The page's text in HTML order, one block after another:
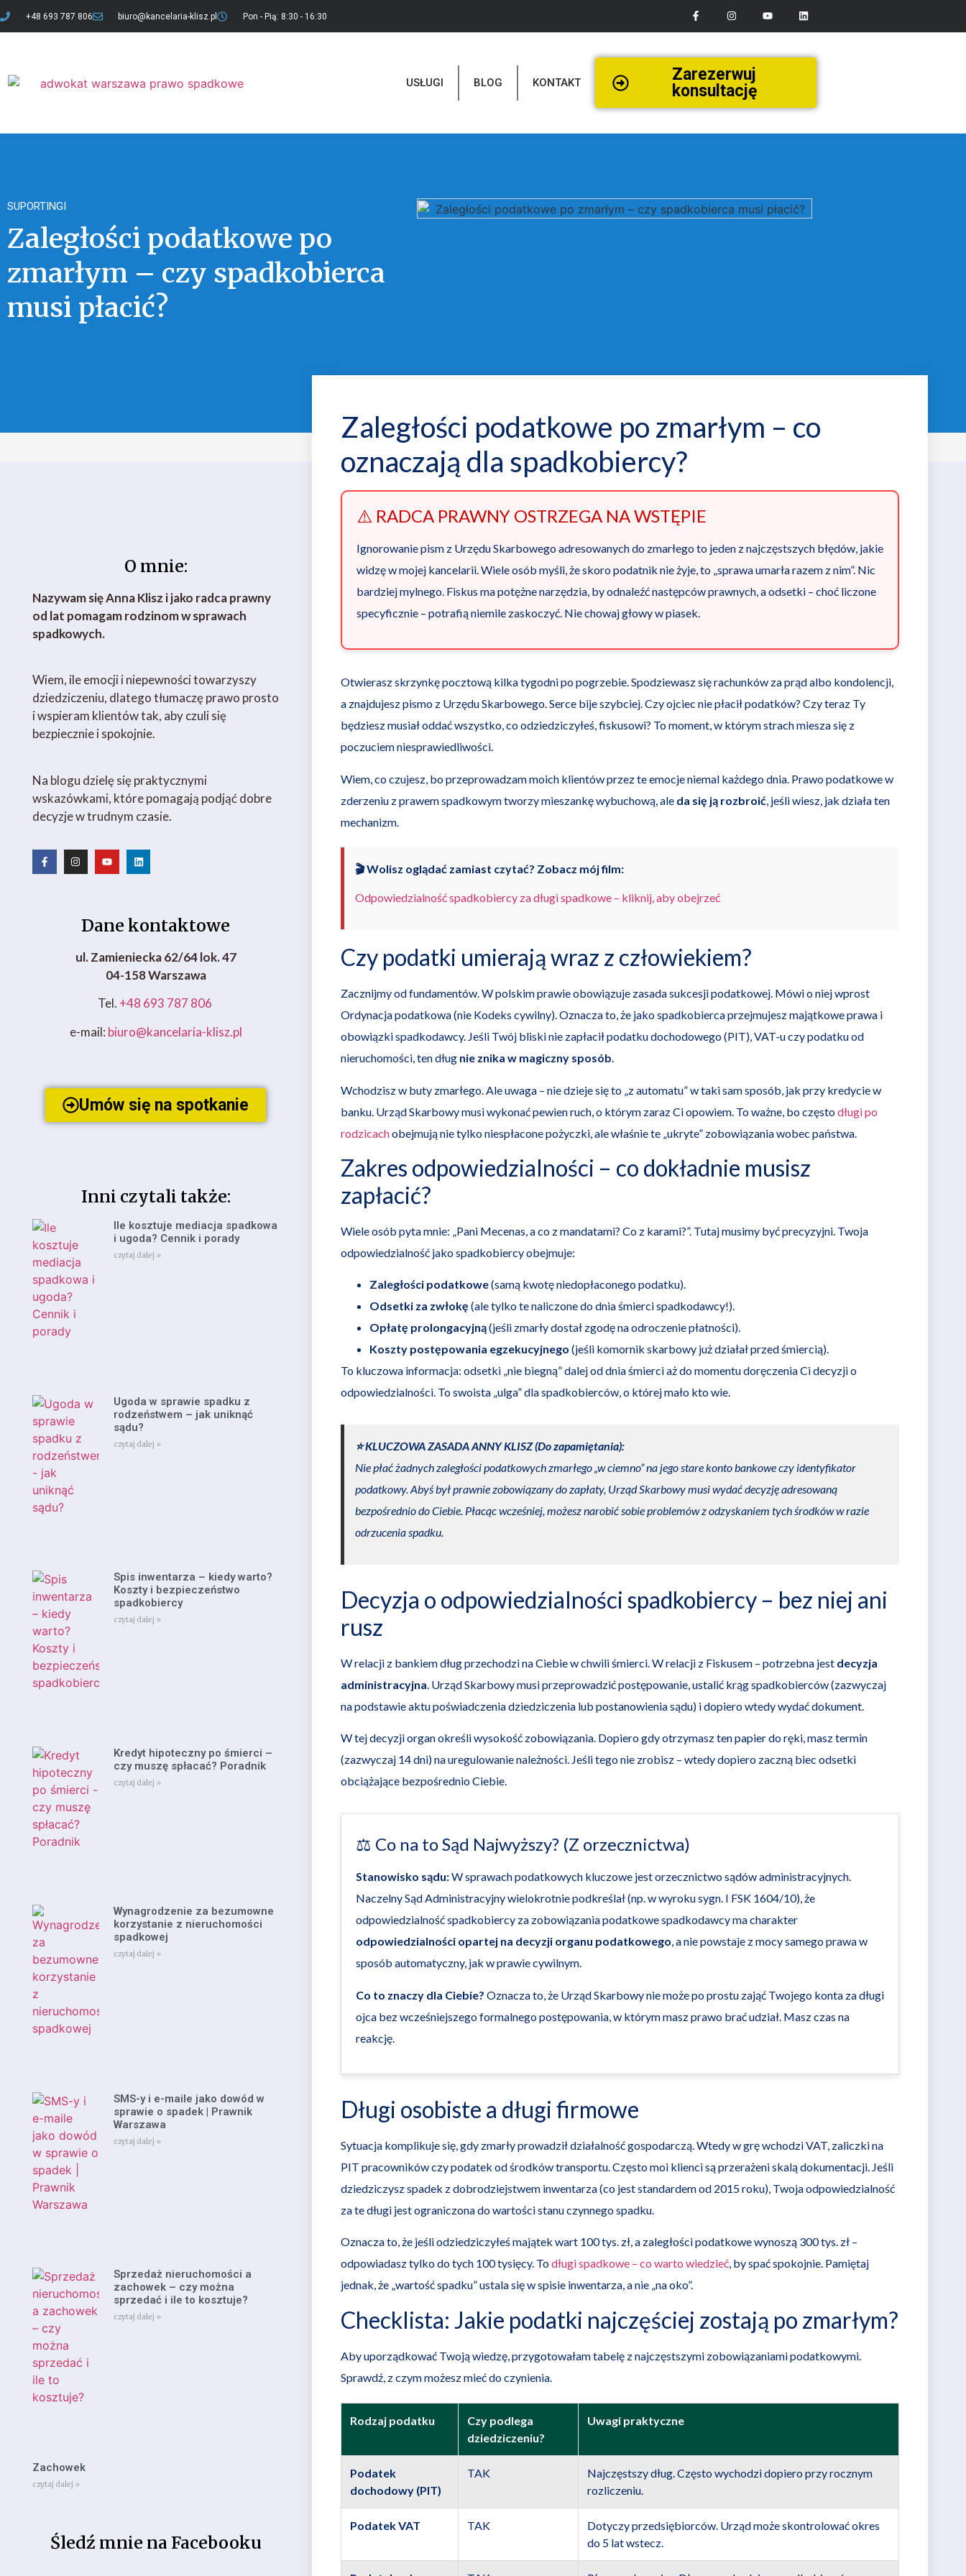
+48 693 787 806 biuro@kancelaria-klisz.pl Pon - Pią: 8:30 - 16:30
USŁUGI BLOG KONTAKT
Zarezerwuj
konsultację
SUPORTINGI
Zaległości podatkowe po
zmarłym – czy spadkobierca
musi płacić?
O mnie:
Nazywam się Anna Klisz i jako radca prawny
od lat pomagam rodzinom w sprawach
spadkowych.
Wiem, ile emocji i niepewności towarzyszy
dziedziczeniu, dlatego tłumaczę prawo prosto
i wspieram klientów tak, aby czuli się
bezpiecznie i spokojnie.
Na blogu dzielę się praktycznymi
wskazówkami, które pomagają podjąć dobre
decyzje w trudnym czasie.
Dane kontaktowe
ul. Zamieniecka 62/64 lok. 47
04-158 Warszawa
Tel. +48 693 787 806
e-mail: biuro@kancelaria-klisz.pl
Umów się na spotkanie
Inni czytali także:
Ile kosztuje mediacja spadkowa
i ugoda? Cennik i porady
czytaj dalej »
Ugoda w sprawie spadku z
rodzeństwem – jak uniknąć
sądu?
czytaj dalej »
Spis inwentarza – kiedy warto?
Koszty i bezpieczeństwo
spadkobiercy
czytaj dalej »
Kredyt hipoteczny po śmierci –
czy muszę spłacać? Poradnik
czytaj dalej »
Wynagrodzenie za bezumowne
korzystanie z nieruchomości
spadkowej
czytaj dalej »
SMS-y i e-maile jako dowód w
sprawie o spadek | Prawnik
Warszawa
czytaj dalej »
Sprzedaż nieruchomości a
zachowek – czy można
sprzedać i ile to kosztuje?
czytaj dalej »
Zachowek
czytaj dalej »
Śledź mnie na Facebooku
Zaległości podatkowe po zmarłym – co
oznaczają dla spadkobiercy?
⚠️ RADCA PRAWNY OSTRZEGA NA WSTĘPIE
Ignorowanie pism z Urzędu Skarbowego adresowanych do zmarłego to jeden z najczęstszych błędów, jakie
widzę w mojej kancelarii. Wiele osób myśli, że skoro podatnik nie żyje, to „sprawa umarła razem z nim”. Nic
bardziej mylnego. Fiskus ma potężne narzędzia, by odnaleźć następców prawnych, a odsetki – choć liczone
specyficznie – potrafią niemile zaskoczyć. Nie chowaj głowy w piasek.
Otwierasz skrzynkę pocztową kilka tygodni po pogrzebie. Spodziewasz się rachunków za prąd albo kondolencji,
a znajdujesz pismo z Urzędu Skarbowego. Serce bije szybciej. Czy ojciec nie płacił podatków? Czy teraz Ty
będziesz musiał oddać wszystko, co odziedziczyłeś, fiskusowi? To moment, w którym strach miesza się z
poczuciem niesprawiedliwości.
Wiem, co czujesz, bo przeprowadzam moich klientów przez te emocje niemal każdego dnia. Prawo podatkowe w
zderzeniu z prawem spadkowym tworzy mieszankę wybuchową, ale da się ją rozbroić, jeśli wiesz, jak działa ten
mechanizm.
🎬 Wolisz oglądać zamiast czytać? Zobacz mój film:
Odpowiedzialność spadkobiercy za długi spadkowe – kliknij, aby obejrzeć
Czy podatki umierają wraz z człowiekiem?
Zacznijmy od fundamentów. W polskim prawie obowiązuje zasada sukcesji podatkowej. Mówi o niej wprost
Ordynacja podatkowa (nie Kodeks cywilny). Oznacza to, że jako spadkobierca przejmujesz majątkowe prawa i
obowiązki spadkodawcy. Jeśli Twój bliski nie zapłacił podatku dochodowego (PIT), VAT-u czy podatku od
nieruchomości, ten dług nie znika w magiczny sposób.
Wchodzisz w buty zmarłego. Ale uwaga – nie dzieje się to „z automatu” w taki sam sposób, jak przy kredycie w
banku. Urząd Skarbowy musi wykonać pewien ruch, o którym zaraz Ci opowiem. To ważne, bo częstodługi po
rodzicachobejmują nie tylko niespłacone pożyczki, ale właśnie te „ukryte” zobowiązania wobec państwa.
Zakres odpowiedzialności – co dokładnie musisz
zapłacić?
Wiele osób pyta mnie: „Pani Mecenas, a co z mandatami? Co z karami?”. Tutaj musimy być precyzyjni. Twoja
odpowiedzialność jako spadkobiercy obejmuje:
Zaległości podatkowe(samą kwotę niedopłaconego podatku).
Odsetki za zwłokę (ale tylko te naliczone do dnia śmierci spadkodawcy!).
Opłatę prolongacyjną(jeśli zmarły dostał zgodę na odroczenie płatności).
Koszty postępowania egzekucyjnego (jeśli komornik skarbowy już działał przed śmiercią).
To kluczowa informacja: odsetki „nie biegną” dalej od dnia śmierci aż do momentu doręczenia Ci decyzji o
odpowiedzialności. To swoista „ulga” dla spadkobierców, o której mało kto wie.
⭐️ KLUCZOWA ZASADA ANNY KLISZ (Do zapamiętania):
Nie płać żadnych zaległości podatkowych zmarłego „w ciemno” na jego stare konto bankowe czy identyfikator
podatkowy. Abyś był prawnie zobowiązany do zapłaty, Urząd Skarbowy musi wydać decyzję adresowaną
bezpośrednio do Ciebie. Płacąc wcześniej, możesz narobić sobie problemów z odzyskaniem tych środków w razie
odrzucenia spadku.
Decyzja o odpowiedzialności spadkobiercy – bez niej ani
rusz
W relacji z bankiem dług przechodzi na Ciebie w chwili śmierci. W relacji z Fiskusem – potrzebna jest decyzja
administracyjna . Urząd Skarbowy musi przeprowadzić postępowanie, ustalić krąg spadkobierców (zazwyczaj
na podstawie aktu poświadczenia dziedziczenia lub postanowienia sądu) i dopiero wtedy wydać dokument.
W tej decyzji organ określi wysokość zobowiązania. Dopiero gdy otrzymasz ten papier do ręki, masz termin
(zazwyczaj 14 dni) na uregulowanie należności. Jeśli tego nie zrobisz – wtedy dopiero zaczną biec odsetki
obciążające bezpośrednio Ciebie.
⚖️ Co na to Sąd Najwyższy? (Z orzecznictwa)
Stanowisko sądu:W sprawach podatkowych kluczowe jest orzecznictwo sądów administracyjnych.
Naczelny Sąd Administracyjny wielokrotnie podkreślał (np. w wyroku sygn. I FSK 1604/10), że
odpowiedzialność spadkobiercy za zobowiązania podatkowe spadkodawcy ma charakter
odpowiedzialności opartej na decyzji organu podatkowego, a nie powstaje z mocy samego prawa w
sposób automatyczny, jak w prawie cywilnym.
Co to znaczy dla Ciebie? Oznacza to, że Urząd Skarbowy nie może po prostu zająć Twojego konta za długi
ojca bez wcześniejszego formalnego postępowania, w którym masz prawo brać udział. Masz czas na
reakcję.
Długi osobiste a długi firmowe
Sytuacja komplikuje się, gdy zmarły prowadził działalność gospodarczą. Wtedy w grę wchodzi VAT, zaliczki na
PIT pracowników czy podatek od środków transportu. Często moi klienci są przerażeni skalą dokumentacji. Jeśli
dziedziczysz spadek z dobrodziejstwem inwentarza (co jest standardem od 2015 roku), Twoja odpowiedzialność
za te długi jest ograniczona do wartości stanu czynnego spadku.
Oznacza to, że jeśli odziedziczyłeś majątek wart 100 tys. zł, a zaległości podatkowe wynoszą 300 tys. zł –
odpowiadasz tylko do tych 100 tysięcy. Todługi spadkowe – co warto wiedzieć, by spać spokojnie. Pamiętaj
jednak, że „wartość spadku” ustala się w spisie inwentarza, a nie „na oko”.
Checklista: Jakie podatki najczęściej zostają po zmarłym?
Aby uporządkować Twoją wiedzę, przygotowałam tabelę z najczęstszymi zobowiązaniami podatkowymi.
Sprawdź, z czym możesz mieć do czynienia.
Rodzaj podatku
Czy podlega
dziedziczeniu?
Uwagi praktyczne
Podatek
dochodowy (PIT)
TAK
Najczęstszy dług. Często wychodzi dopiero przy rocznym
rozliczeniu.
Podatek VAT TAK
Dotyczy przedsiębiorców. Urząd może skontrolować okres
do 5 lat wstecz.